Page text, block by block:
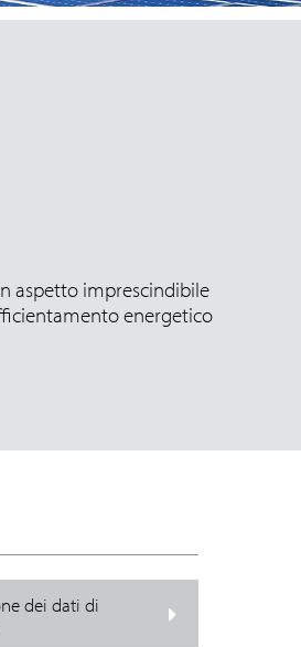
aspetto imprescindibile
energetico
dei dati di